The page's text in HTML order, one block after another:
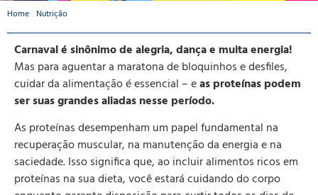
Home Nutrição
Carnaval é sinônimo de alegria, dança e muita energia!
Mas para aguentar a maratona de bloquinhos e desfiles,
cuidar da alimentação é essencial – eas proteínas podem
ser suas grandes aliadas nesse período.
As proteínas desempenham um papel fundamental na
recuperação muscular, na manutenção da energia e na
saciedade. Isso significa que, ao incluir alimentos ricos em
proteínas na sua dieta, você estará cuidando do corpo